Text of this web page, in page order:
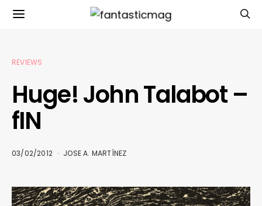
REVIEWS
Huge! John Talabot –
fIN
03/02/2012 JOSE A. MARTÍNEZ